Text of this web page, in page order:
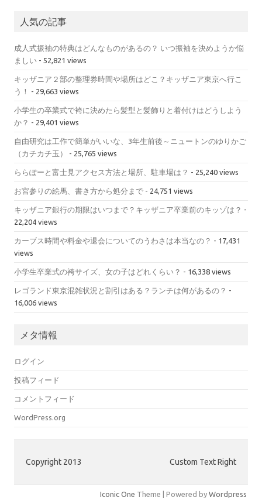
人気の記事
成人式振袖の特典はどんなものがあるの？ いつ振袖を決めようか悩
ましい - 52,821 views
キッザニア２部の整理券時間や場所はどこ？キッザニア東京へ行こ
う！
- 29,663 views
小学生の卒業式で袴に決めたら髪型と髪飾りと着付けはどうしよう
か？ - 29,401 views
自由研究は工作で簡単がいいな、3年生前後～ニュートンのゆりかご
（カチカチ玉）
- 25,765 views
ららぽーと富士見アクセス方法と場所、駐車場は？ - 25,240 views
お宮参りの絵馬、書き方から処分まで - 24,751 views
キッザニア銀行の期限はいつまで？キッザニア卒業前のキッゾは？ -
22,204 views
カーブス時間や料金や退会についてのうわさは本当なの？ - 17,431
views
小学生卒業式の袴サイズ、女の子はどれくらい？ - 16,338 views
レゴランド東京混雑状況と割引はある？ランチは何があるの？ -
16,006 views
メタ情報
ログイン
投稿フィード
コメントフィード
WordPress.org
Copyright 2013 Custom Text Right
Iconic One Theme | Powered by Wordpress